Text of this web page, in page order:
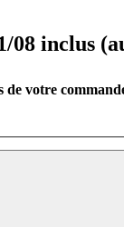
inclus
votre